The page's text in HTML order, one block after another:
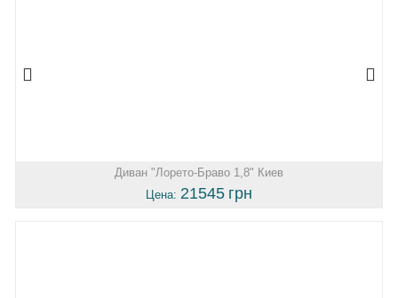
Диван "Лорето-Браво 1,8" Киев
Цена: 21545 грн